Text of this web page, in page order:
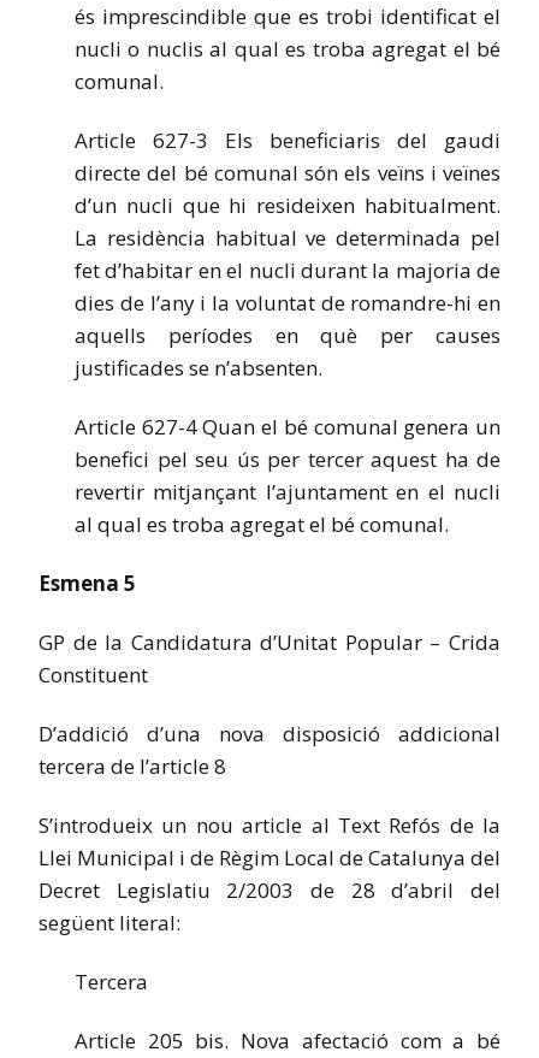
és imprescindible que es trobi identificat el
nucli o nuclis al qual es troba agregat el bé
comunal.
Article 627-3 Els beneficiaris del gaudi
directe del bé comunal són els veïns i veïnes
d’un nucli que hi resideixen habitualment.
La residència habitual ve determinada pel
fet d’habitar en el nucli durant la majoria de
dies de l’any i la voluntat de romandre-hi en
aquells períodes en què per causes
justificades se n’absenten.
Article 627-4 Quan el bé comunal genera un
benefici pel seu ús per tercer aquest ha de
revertir mitjançant l’ajuntament en el nucli
al qual es troba agregat el bé comunal.
Esmena 5
GP de la Candidatura d’Unitat Popular – Crida
Constituent
D’addició d’una nova disposició addicional
tercera de l’article 8
S’introdueix un nou article al Text Refós de la
Llei Municipal i de Règim Local de Catalunya del
Decret Legislatiu 2/2003 de 28 d’abril del
següent literal:
Tercera
Article 205 bis. Nova afectació com a bé